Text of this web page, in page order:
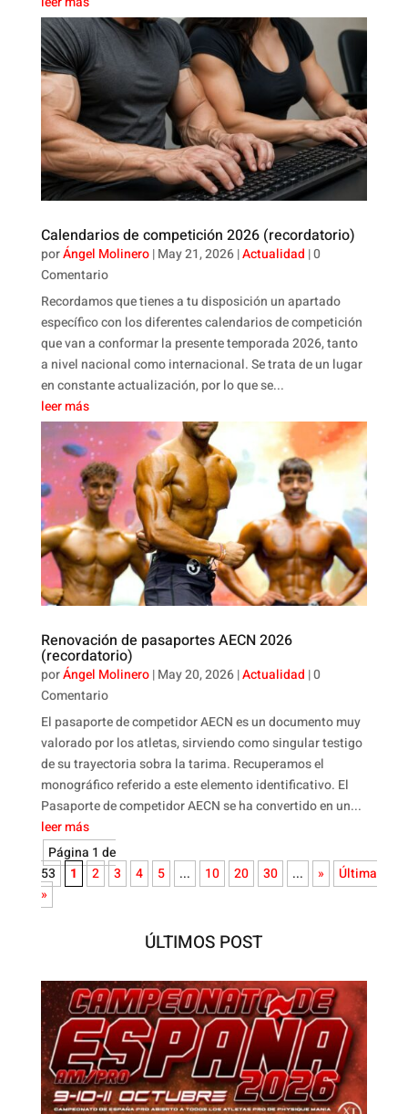
Calendarios de competición 2026 (recordatorio)
porÁngel Molinero|May 21, 2026|Actualidad | 0
Comentario
Recordamos que tienes a tu disposición un apartado
específico con los diferentes calendarios de competición
que van a conformar la presente temporada 2026, tanto
a nivel nacional como internacional. Se trata de un lugar
en constante actualización, por lo que se...
leer más
Renovación de pasaportes AECN 2026
(recordatorio)
porÁngel Molinero|May 20, 2026|Actualidad | 0
Comentario
El pasaporte de competidor AECN es un documento muy
valorado por los atletas, sirviendo como singular testigo
de su trayectoria sobra la tarima. Recuperamos el
monográfico referido a este elemento identificativo. El
Pasaporte de competidor AECN se ha convertido en un...
leer más
Página 1 de
53
1 2 3 4 5 ... 10 20 30 ... »
Última
»
ÚLTIMOS POST